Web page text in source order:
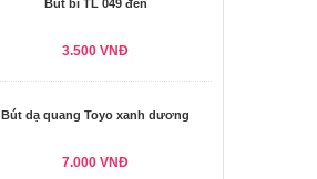
Bút bi TL 049 đen
3.500 VNĐ
Bút dạ quang Toyo xanh dương
7.000 VNĐ